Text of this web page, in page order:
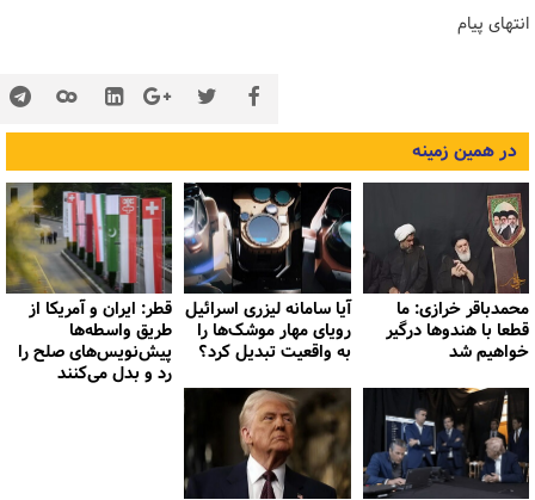
انتهای پیام
در همین زمینه
محمدباقر خرازی: ما
قطعا با هندوها درگیر
خواهیم شد
آیا سامانه لیزری اسرائیل
رویای مهار موشک‌ها را
به واقعیت تبدیل کرد؟
قطر: ایران و آمریکا از
طریق واسطه‌ها
پیش‌نویس‌های صلح را
رد و بدل می‌کنند